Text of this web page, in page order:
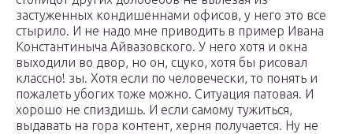
застуженных кондишеннами офисов, у него это все
стырило. И не надо мне приводить в пример Ивана
Константиныча Айвазовского. У него хотя и окна
выходили во двор, но он, сцуко, хотя бы рисовал
классно! зы. Хотя если по человечески, то понять и
пожалеть убогих тоже можно. Ситуация патовая. И
хорошо не спиздишь. И если самому тужиться,
выдавать на гора контент, херня получается. Ну не